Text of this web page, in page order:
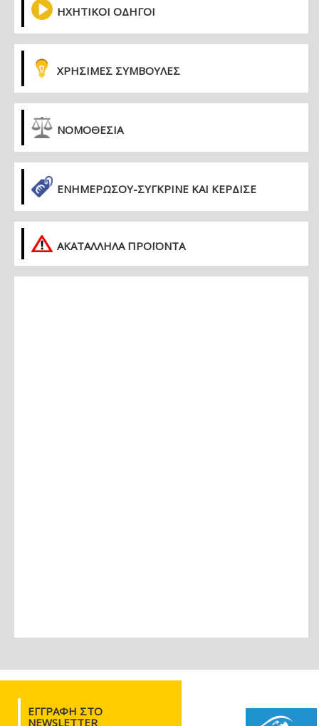
ΗΧΗΤΙΚΟΙ ΟΔΗΓΟΙ
ΧΡΗΣΙΜΕΣ ΣΥΜΒΟΥΛΕΣ
ΝΟΜΟΘΕΣΙΑ
ΕΝΗΜΕΡΏΣΟΥ-ΣΎΓΚΡΙΝΕ ΚΑΙ ΚΈΡΔΙΣΕ
ΑΚΑΤΑΛΛΗΛΑ ΠΡΟΪΟΝΤΑ
ΕΓΓΡΑΦΉ ΣΤΟ
NEWSLETTER